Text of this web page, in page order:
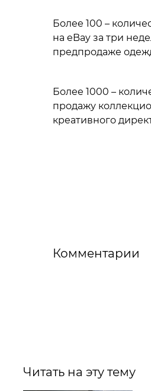
Более 100 –
на eBay за три
предпродаже
Более 1000 –
продажу
креативного
Комментарии
Читать на эту тему